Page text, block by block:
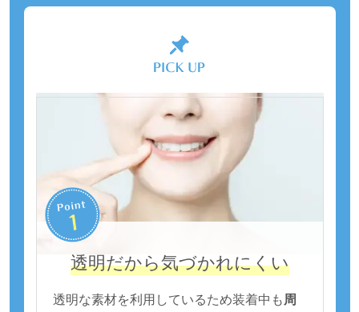
透明だから気づかれにくい
透明な素材を利用しているため装着中も 周